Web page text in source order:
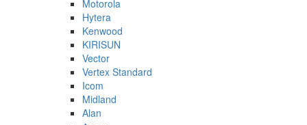
Motorola
Hytera
Kenwood
KIRISUN
Vector
Vertex Standard
Icom
Midland
Alan